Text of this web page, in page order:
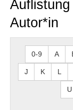
Autor*in
0-9 A
J K L
U